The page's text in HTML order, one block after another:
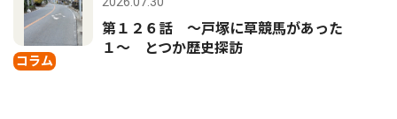
コラム
第１２６話 〜戸塚に草競馬があった
１〜 とつか歴史探訪